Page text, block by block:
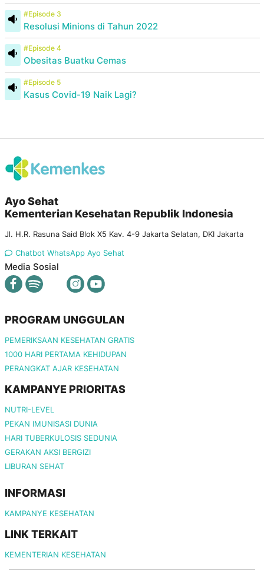
#Episode 3
Resolusi Minions di Tahun 2022
#Episode 4
Obesitas Buatku Cemas
#Episode 5
Kasus Covid-19 Naik Lagi?
Ayo Sehat
Kementerian Kesehatan Republik Indonesia
Jl. H.R. Rasuna Said Blok X5 Kav. 4-9 Jakarta Selatan, DKI Jakarta
Chatbot WhatsApp Ayo Sehat
Media Sosial
PROGRAM UNGGULAN
PEMERIKSAAN KESEHATAN GRATIS
1000 HARI PERTAMA KEHIDUPAN
PERANGKAT AJAR KESEHATAN
KAMPANYE PRIORITAS
NUTRI-LEVEL
PEKAN IMUNISASI DUNIA
HARI TUBERKULOSIS SEDUNIA
GERAKAN AKSI BERGIZI
LIBURAN SEHAT
INFORMASI
KAMPANYE KESEHATAN
LINK TERKAIT
KEMENTERIAN KESEHATAN